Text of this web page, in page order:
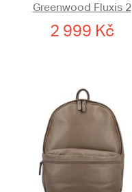
Greenwood Fluxis 2
2 999 Kč